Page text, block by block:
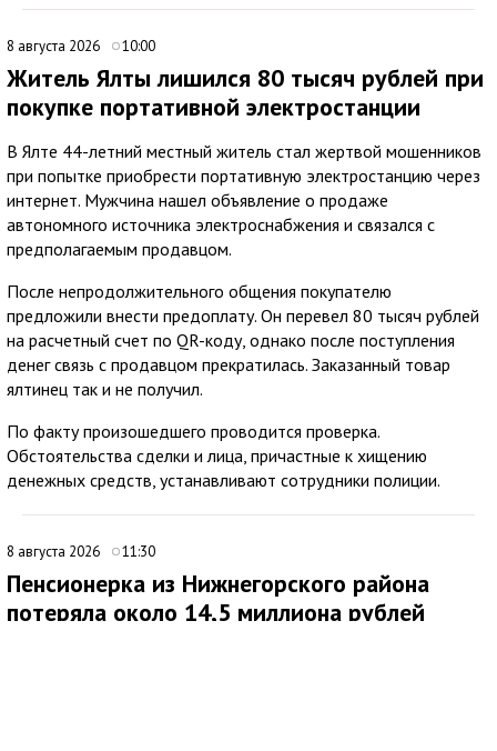
8 августа 2026 10:00
Житель Ялты лишился 80 тысяч рублей при
покупке портативной электростанции
В Ялте 44-летний местный житель стал жертвой мошенников
при попытке приобрести портативную электростанцию через
интернет. Мужчина нашел объявление о продаже
автономного источника электроснабжения и связался с
предполагаемым продавцом.
После непродолжительного общения покупателю
предложили внести предоплату. Он перевел 80 тысяч рублей
на расчетный счет по QR-коду, однако после поступления
денег связь с продавцом прекратилась. Заказанный товар
ялтинец так и не получил.
По факту произошедшего проводится проверка.
Обстоятельства сделки и лица, причастные к хищению
денежных средств, устанавливают сотрудники полиции.
8 августа 2026 11:30
Пенсионерка из Нижнегорского района
потеряла около 14,5 миллиона рублей